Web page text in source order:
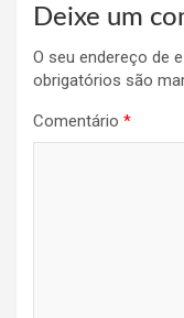
Deixe um
O seu endereço de
obrigatórios são
Comentário *